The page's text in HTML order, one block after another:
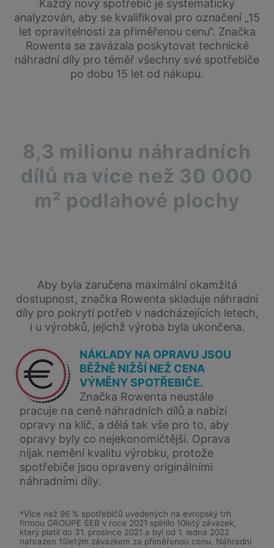
Každý nový spotřebič je systematicky
analyzován, aby se kvalifikoval pro označení „15
let opravitelnosti za přiměřenou cenu“. Značka
Rowenta se zavázala poskytovat technické
náhradní díly pro téměř všechny své spotřebiče
po dobu 15 let od nákupu.
8,3 milionu náhradních
dílů na více než 30 000
m² podlahové plochy
Aby byla zaručena maximální okamžitá
dostupnost, značka Rowenta skladuje náhradní
díly pro pokrytí potřeb v nadcházejících letech,
i u výrobků, jejichž výroba byla ukončena.
NÁKLADY NA OPRAVU JSOU
BĚŽNĚ NIŽŠÍ NEŽ CENA
VÝMĚNY SPOTŘEBIČE.
Značka Rowenta neustále
pracuje na ceně náhradních dílů a nabízí
opravy na klíč, a dělá tak vše pro to, aby
opravy byly co nejekonomičtější. Oprava
nijak nemění kvalitu výrobku, protože
spotřebiče jsou opraveny originálními
náhradními díly.
*Více než 96 % spotřebičů uvedených na evropský trh
firmou GROUPE SEB v roce 2021 splnilo 10letý závazek,
který platil do 31. prosince 2021 a byl od 1. ledna 2022
nahrazen 15letým závazkem za přiměřenou cenu. Náhradní